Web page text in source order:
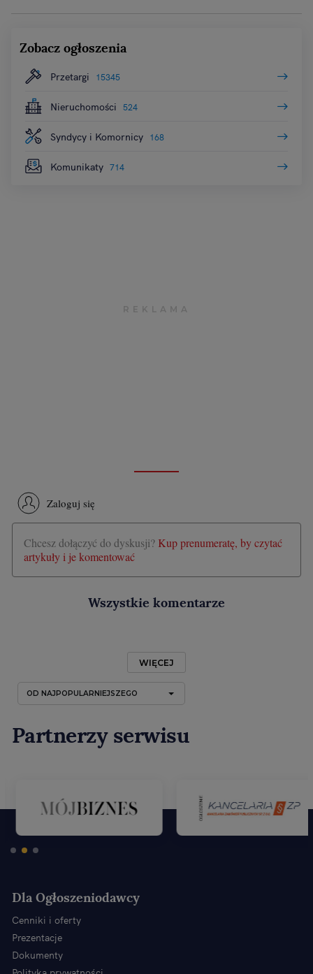
Zobacz ogłoszenia
Przetargi 15345
Nieruchomości 524
Syndycy i Komornicy 168
Komunikaty 714
Zaloguj się
Chcesz dołączyć do dyskusji? Kup prenumeratę, by czytać
artykuły i je komentować
Wszystkie komentarze
OD NAJPOPULARNIEJSZEGO
WIĘCEJ
Partnerzy serwisu
Dla Ogłoszeniodawcy
Cenniki i oferty
Prezentacje
Dokumenty